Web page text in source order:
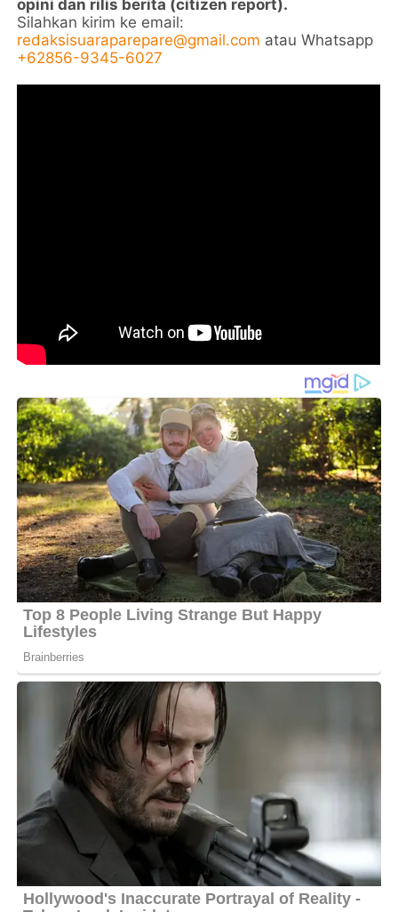
opini dan rilis berita (citizen report).
Silahkan kirim ke email:
redaksisuaraparepare@gmail.com atau Whatsapp
+62856-9345-6027